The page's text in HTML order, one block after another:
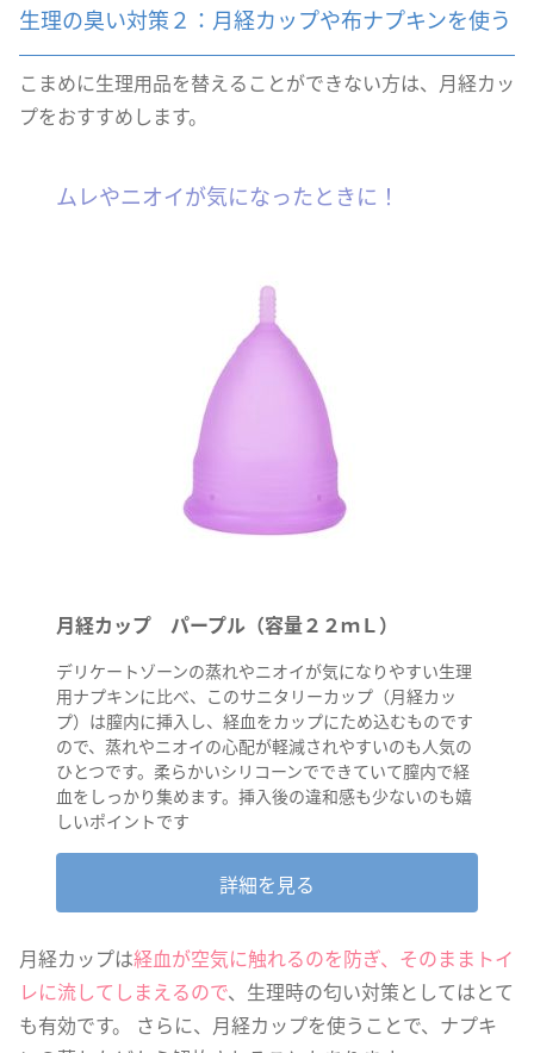
生理の臭い対策２：月経カップや布ナプキンを使う
こまめに生理用品を替えることができない方は、月経カッ
プをおすすめします。
ムレやニオイが気になったときに！
月経カップ パープル（容量２２ｍＬ）
デリケートゾーンの蒸れやニオイが気になりやすい生理
用ナプキンに比べ、このサニタリーカップ（月経カッ
プ）は膣内に挿入し、経血をカップにため込むものです
ので、蒸れやニオイの心配が軽減されやすいのも人気の
ひとつです。柔らかいシリコーンでできていて膣内で経
血をしっかり集めます。挿入後の違和感も少ないのも嬉
しいポイントです
詳細を見る
月経カップは経血が空気に触れるのを防ぎ、そのままトイ
レに流してしまえるので、生理時の匂い対策としてはとて
も有効です。 さらに、月経カップを使うことで、ナプキ